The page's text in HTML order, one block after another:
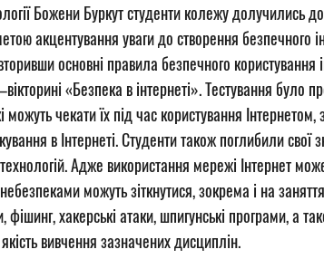
Божени Буркут студенти колежу долучились
метою акцентування уваги до створення
основні правила безпечного користування
«Безпека в інтернеті». Тестування
можуть чекати їх під час користування
в Інтернеті. Студенти також поглибили свої
Адже використання мережі Інтернет
можуть зіткнутися, зокрема і на заняттях
фішинг, хакерські атаки, шпигунські програми, а
вивчення зазначених дисциплін.